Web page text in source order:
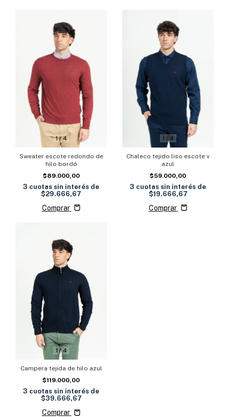
1/4
Sweater escote redondo de
hilo bordó
$89.000,00
3 cuotas sin interés de
$29.666,67
Comprar
1 / 4
Chaleco tejido liso escote v
azul
$59.000,00
3 cuotas sin interés de
$19.666,67
Comprar
1 /4
Campera tejida de hilo azul
$119.000,00
3 cuotas sin interés de
$39.666,67
Comprar